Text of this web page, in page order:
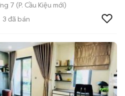
7 (P. Cầu Kiệu mới)
3 đã bán